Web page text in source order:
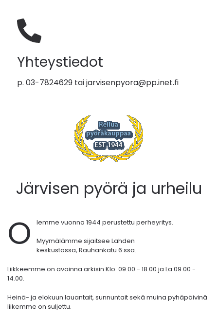
Yhteystiedot
p. 03-7824629 taijarvisenpyora@pp.inet.fi
Järvisen pyörä ja urheilu
O
lemme vuonna 1944 perustettu perheyritys.
Myymälämme sijaitsee Lahden
keskustassa, Rauhankatu 6:ssa.
Liikkeemme on avoinna arkisin Klo. 09.00 - 18.00 ja La 09.00 -
14.00.
Heinä- ja elokuun lauantait, sunnuntait sekä muina pyhäpäivinä
liikemme on suljettu.